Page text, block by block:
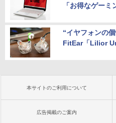
「お得なゲーミ
“イヤフォンの
FitEar「Lilior
本サイトのご利用について
広告掲載のご案内